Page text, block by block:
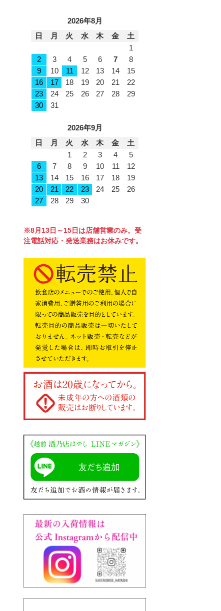
2026年8月
日
月 火 水 木 金
土
1
2
3 4 5 6 7
8
9
10 11 12 13 14
15
16
17 18 19 20 21
22
23
24 25 26 27 28
29
30
31
2026年9月
日
月 火 水 木 金
土
1
2 3 4
5
6
7 8 9 10 11
12
13
14 15 16 17 18
19
20
21 22 23 24 25
26
27
28 29 30
※8月13日～15日は店舗営業のみ。受
注電話対応・発送業務はお休みです。